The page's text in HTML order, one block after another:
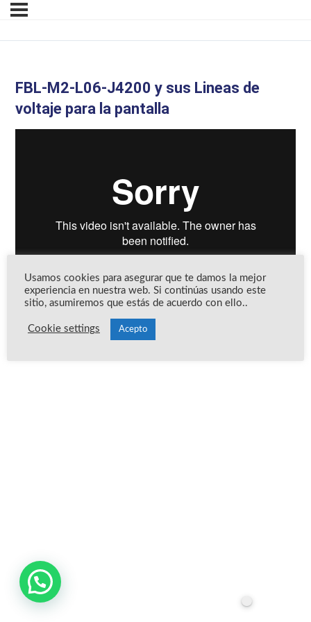
FBL-M2-L06-J4200 y sus Lineas de
voltaje para la pantalla
Usamos cookies para asegurar que te damos la mejor
experiencia en nuestra web. Si continúas usando este
sitio, asumiremos que estás de acuerdo con ello..
Cookie settings Acepto